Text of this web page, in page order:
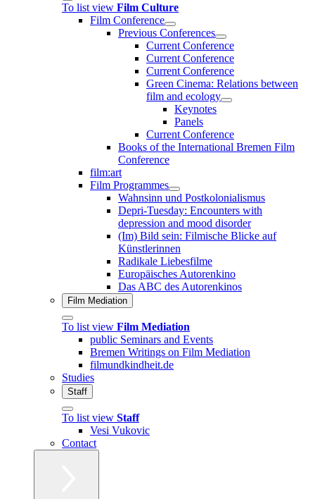
To list view Film Culture
Film Conference
Previous Conferences
Current Conference
Current Conference
Current Conference
Green Cinema: Relations between
film and ecology
Keynotes
Panels
Current Conference
Books of the International Bremen Film
Conference
film:art
Film Programmes
Wahnsinn und Postkolonialismus
Depri-Tuesday: Encounters with
depression and mood disorder
(Im) Bild sein: Filmische Blicke auf
Künstlerinnen
Radikale Liebesfilme
Europäisches Autorenkino
Das ABC des Autorenkinos
Film Mediation
To list view Film Mediation
public Seminars and Events
Bremen Writings on Film Mediation
filmundkindheit.de
Studies
Staff
To list view Staff
Vesi Vukovic
Contact